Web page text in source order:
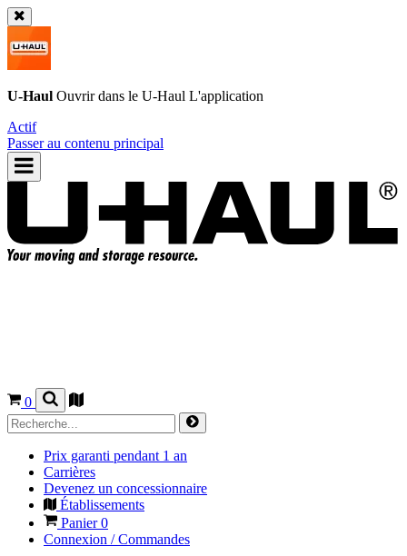
U-Haul Ouvrir dans le U-Haul L'application
Actif
Passer au contenu principal
0
Prix garanti pendant 1 an
Carrières
Devenez un concessionnaire
Établissements
Panier0
Connexion / Commandes